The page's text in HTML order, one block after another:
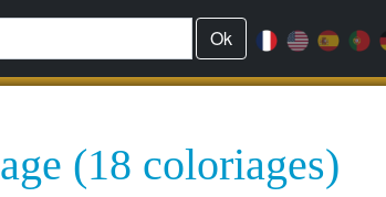
Ok
(18 coloriages)